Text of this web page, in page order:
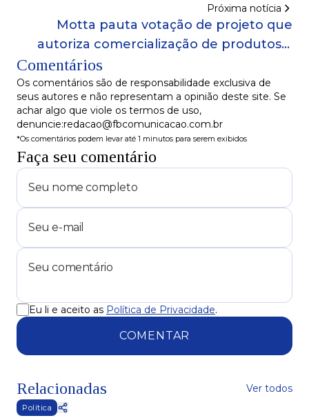
Próxima notícia
Motta pauta votação de projeto que
autoriza comercialização de produtos à
Comentários
Os comentários são de responsabilidade exclusiva de
seus autores e não representam a opinião deste site. Se
achar algo que viole os termos de uso,
denuncie:redacao@fbcomunicacao.com.br
*Os comentários podem levar até 1 minutos para serem exibidos
Faça seu comentário
Eu li e aceito as Política de Privacidade.
COMENTAR
Relacionadas Ver todos
Política